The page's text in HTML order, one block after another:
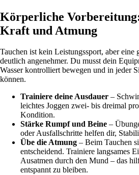
Körperliche
Kraft und Atmung
Tauchen ist kein Leistungssport, aber eine
deutlich angenehmer. Du musst dein
Wasser kontrolliert bewegen und in jeder
können.
Trainiere deine Ausdauer –
leichtes Joggen zwei- bis dreimal
Kondition.
Stärke Rumpf und Beine –
oder Ausfallschritte helfen dir,
Übe die Atmung – Beim Tauchen
entscheidend. Trainiere langsames
Ausatmen durch den Mund – das
entspannt zu bleiben.